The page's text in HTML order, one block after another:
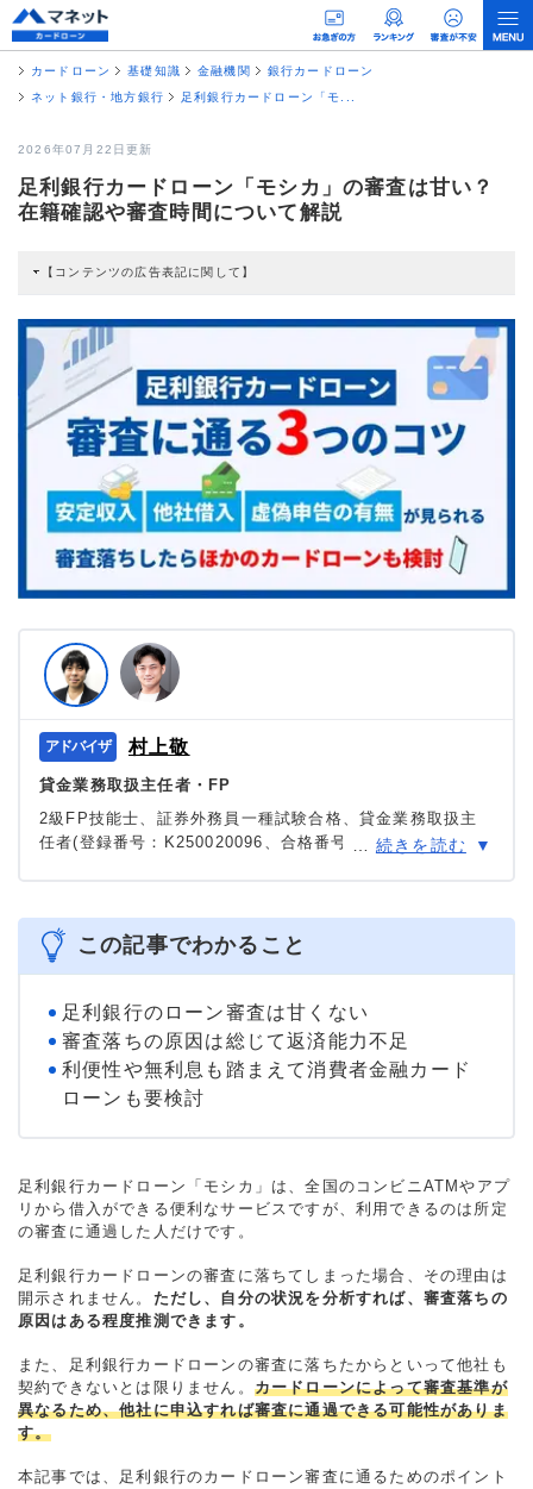
カードローン 基礎知識 金融機関
銀行カードローン
ネット銀行・地方銀行
足利銀行カードローン「モ...
2026年07月22日更新
足利銀行カードローン「モシカ」の審査は甘い？
在籍確認や審査時間について解説
【コンテンツの広告表記に関して】
すると弊社に対して企業から紹介報酬が支払われるという収益モデルです。 た
だし、特定の商品を根拠なくPRするものではなく、当編集部の調査／ユーザー
への口コミ収集などに基づき、公平性を担保した情報提供を行っています。
>提携企業一覧
村上敬
貸金業務取扱主任者・FP
2級FP技能士、証券外務員一種試験合格、貸金業務取扱主
任者(登録番号：K250020096、合格番号：第F241000177
ン、FX、不動産、保険など、多くの金融領域における情報
メディアの編集・監修に携わり、実績は計2000本以上。ロ
ーン利用者へのインタビューなども多数実施し、専門知識
＞＞公式ページ
続きを読む
この記事でわかること
足利銀行のローン審査は甘くない
審査落ちの原因は総じて返済能力不足
利便性や無利息も踏まえて消費者金融カード
ローンも要検討
足利銀行カードローン「モシカ」は、全国のコンビニATMやアプ
リから借入ができる便利なサービスですが、利用できるのは所定
の審査に通過した人だけです。
足利銀行カードローンの審査に落ちてしまった場合、その理由は
開示されません。 ただし、自分の状況を分析すれば、審査落ちの
原因はある程度推測できます。
また、足利銀行カードローンの審査に落ちたからといって他社も
契約できないとは限りません。 カードローンによって審査基準が
異なるため、他社に申込すれば審査に通過できる可能性がありま
す。
本記事では、足利銀行のカードローン審査に通るためのポイント